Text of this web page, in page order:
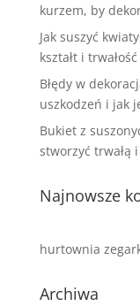
kurzem, by
Jak suszyć
kształt i
Błędy w
uszkodzeń i jak
Bukiet z
stworzyć trwałą
Najnowsze
hurtownia
Archiwa